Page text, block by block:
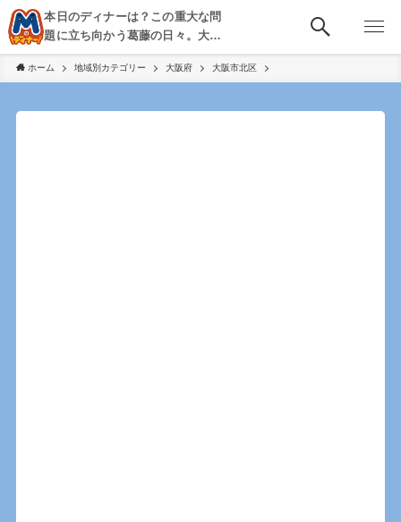
本日のディナーは？この重大な問
題に立ち向かう葛藤の日々。大
阪・京都・神戸を中心とした食べ
歩き、飲み歩きを綴る。
ホーム 地域別カテゴリー 大阪府 大阪市北区